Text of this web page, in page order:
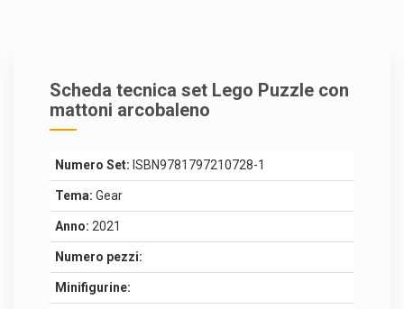
Scheda tecnica set Lego Puzzle con
mattoni arcobaleno
Numero Set: ISBN9781797210728-1
Tema: Gear
Anno: 2021
Numero pezzi:
Minifigurine: